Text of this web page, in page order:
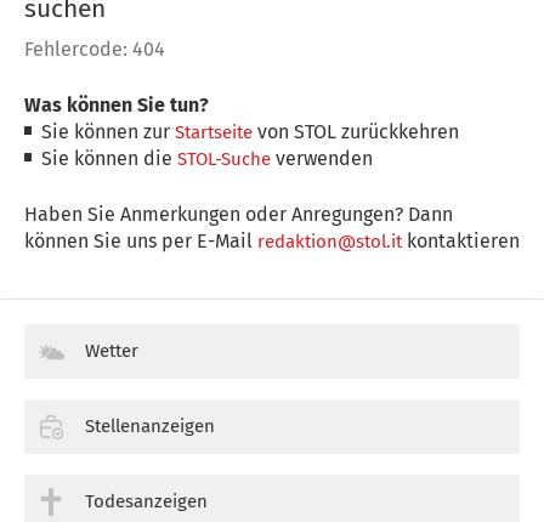
suchen
Fehlercode: 404
Was können Sie tun?
Sie können zurStartseite von STOL zurückkehren
Sie können dieSTOL-Suche verwenden
Haben Sie Anmerkungen oder Anregungen? Dann
können Sie uns per E-Mail redaktion@stol.itkontaktieren
Wetter
Stellenanzeigen
Todesanzeigen